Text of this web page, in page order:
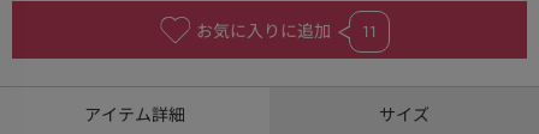
お気に入りに追加 11
アイテム詳細 サイズ